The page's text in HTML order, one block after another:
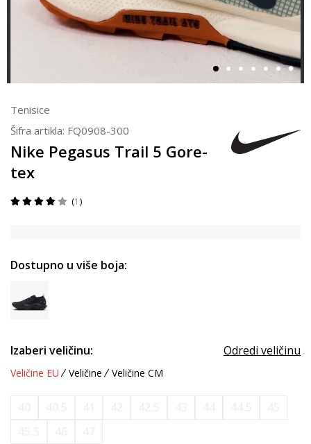
Tenisice
Šifra artikla: FQ0908-300
Nike Pegasus Trail 5 Gore-
tex
1
Dostupno u više boja:
Izaberi veličinu: Odredi veličinu
Veličine EU Veličine Veličine CM